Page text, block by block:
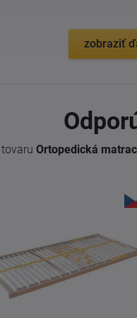
zobraziť
Ortopedická